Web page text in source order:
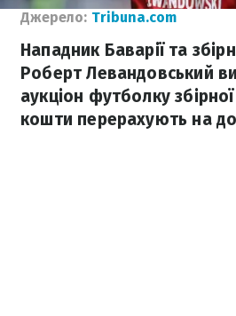
Джерело: Tribuna.com
Нападник Баварії та
Роберт Левандовський
аукціон футболку
кошти перерахують на